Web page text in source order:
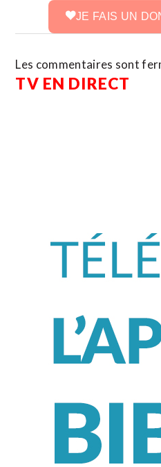
JE FAIS UN
Les commentaires sont
TV EN DIRECT